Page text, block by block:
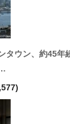
タウン、約45年